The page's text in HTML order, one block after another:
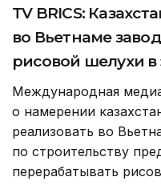
TV BRICS:
во Вьетнаме
рисовой шелухи
Международная
о намерении
реализовать во
по строительству
перерабатывать